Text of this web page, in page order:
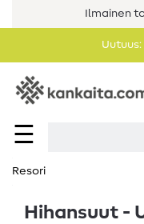
Ilmainen
☰
Resori
Hihansuut -